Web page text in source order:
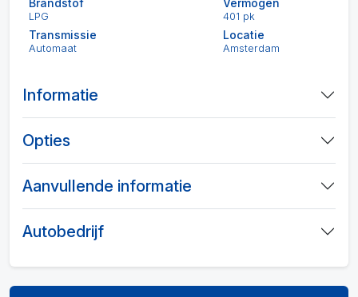
LPG 401 pk
Transmissie
Automaat
Locatie
Amsterdam
Informatie
Opties
Aanvullende informatie
Autobedrijf